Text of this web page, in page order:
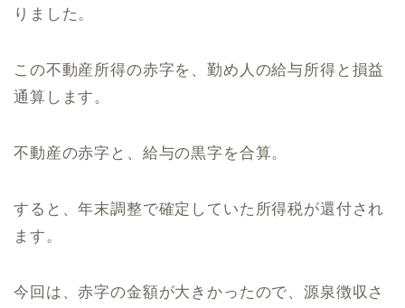
りました。
この不動産所得の赤字を、勤め人の給与所得と損益
通算します。
不動産の赤字と、給与の黒字を合算。
すると、年末調整で確定していた所得税が還付され
ます。
今回は、赤字の金額が大きかったので、源泉徴収さ